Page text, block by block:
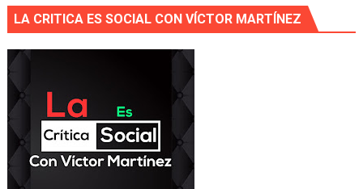
LA CRITICA ES SOCIAL CON VÍCTOR MARTÍNEZ